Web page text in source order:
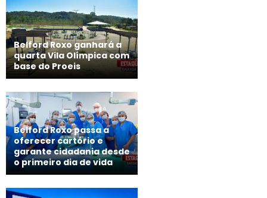
Belford Roxo ganhará a
quarta Vila Olímpica com
base do Proeis
Belford Roxo passa a
oferecer cartório e
garante cidadania desde
o primeiro dia de vida